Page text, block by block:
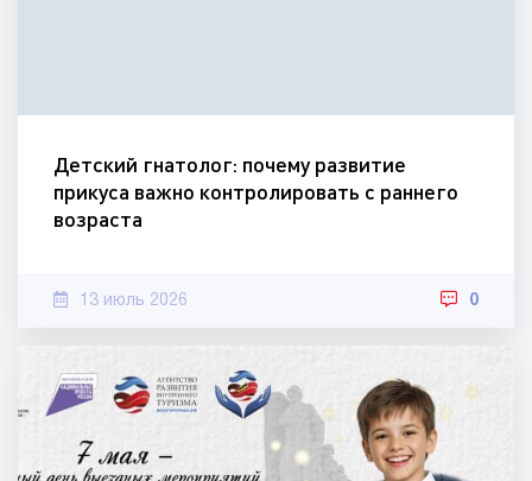
Детский гнатолог: почему развитие
прикуса важно контролировать с раннего
возраста
13 июль 2026 0